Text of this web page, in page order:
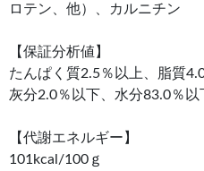
ロテン、他）、カルニチン
【保証分析値】
たんぱく質2.5％以上、脂質
灰分2.0％以下、水分83.0％以
【代謝エネルギー】
101kcal/100ｇ